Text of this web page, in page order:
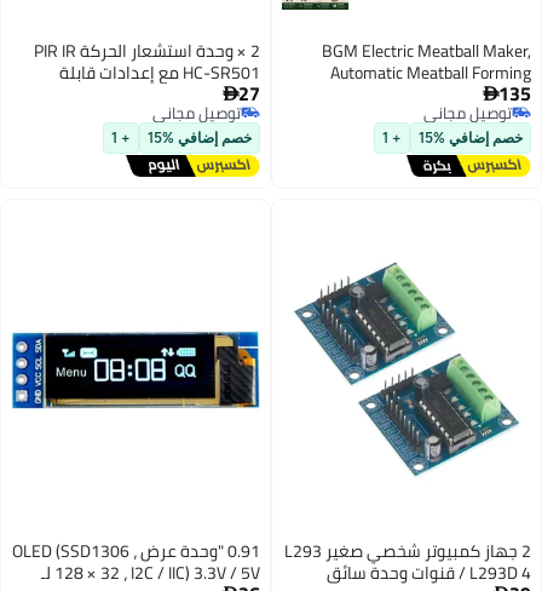
BGM Electric
Automatic Meatball
Machine with Food
Portable Meatball Mold
Beef, Chicken, Fish
Kofta, Kitchen
مجاني
مجاني
%15
+ 1
2 × وحدة استشعار الحركة PIR IR
HC-SR501 مع إعدادات قابلة
توصيل مجاني
توصيل مجاني
خصم إضافي %15 + 1
2 جهاز كمبيوتر شخصي صغير L293
/ L293D 4 قنوات وحدة سائق
0.91 "وحدة عرض OLED (SSD1306 ،
128 × 32 ، I2C / IIC) 3.3V / 5V لـ